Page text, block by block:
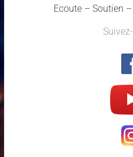
Ecoute – Soutien